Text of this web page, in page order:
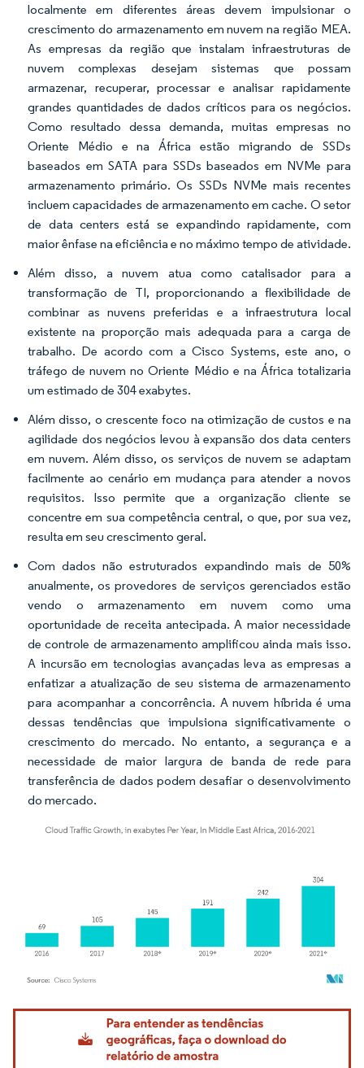
localmente em diferentes áreas devem impulsionar o
crescimento do armazenamento em nuvem na região MEA.
As empresas da região que instalam infraestruturas de
nuvem complexas desejam sistemas que possam
armazenar, recuperar, processar e analisar rapidamente
grandes quantidades de dados críticos para os negócios.
Como resultado dessa demanda, muitas empresas no
Oriente Médio e na África estão migrando de SSDs
baseados em SATA para SSDs baseados em NVMe para
armazenamento primário. Os SSDs NVMe mais recentes
incluem capacidades de armazenamento em cache. O setor
de data centers está se expandindo rapidamente, com
maior ênfase na eficiência e no máximo tempo de atividade.
Além disso, a nuvem atua como catalisador para a
transformação de TI, proporcionando a flexibilidade de
combinar as nuvens preferidas e a infraestrutura local
existente na proporção mais adequada para a carga de
trabalho. De acordo com a Cisco Systems, este ano, o
tráfego de nuvem no Oriente Médio e na África totalizaria
um estimado de 304 exabytes.
Além disso, o crescente foco na otimização de custos e na
agilidade dos negócios levou à expansão dos data centers
em nuvem. Além disso, os serviços de nuvem se adaptam
facilmente ao cenário em mudança para atender a novos
requisitos. Isso permite que a organização cliente se
concentre em sua competência central, o que, por sua vez,
resulta em seu crescimento geral.
Com dados não estruturados expandindo mais de 50%
anualmente, os provedores de serviços gerenciados estão
vendo o armazenamento em nuvem como uma
oportunidade de receita antecipada. A maior necessidade
de controle de armazenamento amplificou ainda mais isso.
A incursão em tecnologias avançadas leva as empresas a
enfatizar a atualização de seu sistema de armazenamento
para acompanhar a concorrência. A nuvem híbrida é uma
dessas tendências que impulsiona significativamente o
crescimento do mercado. No entanto, a segurança e a
necessidade de maior largura de banda de rede para
transferência de dados podem desafiar o desenvolvimento
do mercado.
Imagem © Mordor Intelligence. O reuso requer atribuição conforme CC BY 4.0.